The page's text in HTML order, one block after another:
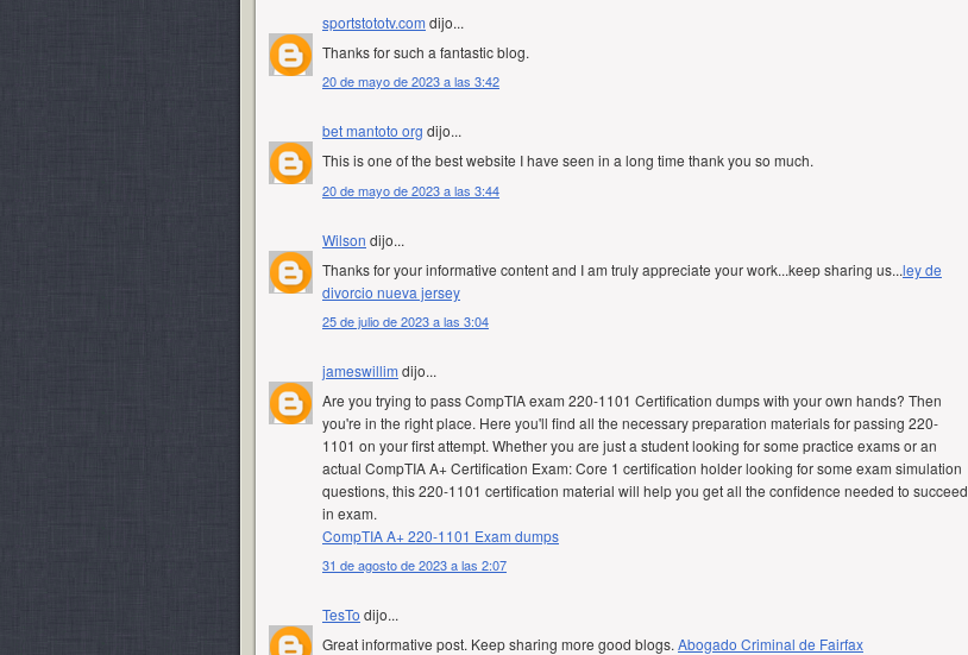
sportstototv.com dijo...
Thanks for such a fantastic blog.
20 de mayo de 2023 a las 3:42
bet mantoto org dijo...
This is one of the best website I have seen in a long time thank you so much.
20 de mayo de 2023 a las 3:44
Wilson dijo...
Thanks for your informative content and I am truly appreciate your work...keep sharing us...ley de
divorcio nueva jersey
25 de julio de 2023 a las 3:04
jameswillim dijo...
Are you trying to pass CompTIA exam 220-1101 Certification dumps with your own hands? Then
you're in the right place. Here you'll find all the necessary preparation materials for passing 220-
1101 on your first attempt. Whether you are just a student looking for some practice exams or an
actual CompTIA A+ Certification Exam: Core 1 certification holder looking for some exam simulation
questions, this 220-1101 certification material will help you get all the confidence needed to succeed
in exam.
CompTIA A+ 220-1101 Exam dumps
31 de agosto de 2023 a las 2:07
TesTo dijo...
Great informative post. Keep sharing more good blogs. Abogado Criminal de Fairfax